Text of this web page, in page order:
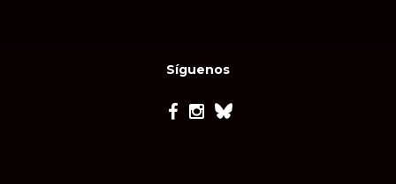
Síguenos